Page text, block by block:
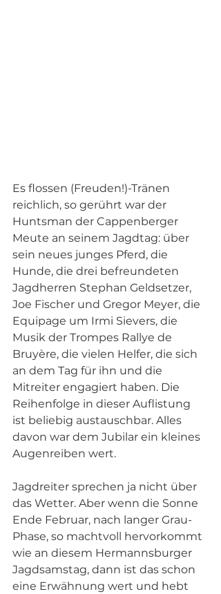
Es flossen (Freuden!)-Tränen
reichlich, so gerührt war der
Huntsman der Cappenberger
Meute an seinem Jagdtag: über
sein neues junges Pferd, die
Hunde, die drei befreundeten
Jagdherren Stephan Geldsetzer,
Joe Fischer und Gregor Meyer, die
Equipage um Irmi Sievers, die
Musik der Trompes Rallye de
Bruyère, die vielen Helfer, die sich
an dem Tag für ihn und die
Mitreiter engagiert haben. Die
Reihenfolge in dieser Auflistung
ist beliebig austauschbar. Alles
davon war dem Jubilar ein kleines
Augenreiben wert.
Jagdreiter sprechen ja nicht über
das Wetter. Aber wenn die Sonne
Ende Februar, nach langer Grau-
Phase, so machtvoll hervorkommt
wie an diesem Hermannsburger
Jagdsamstag, dann ist das schon
eine Erwähnung wert und hebt